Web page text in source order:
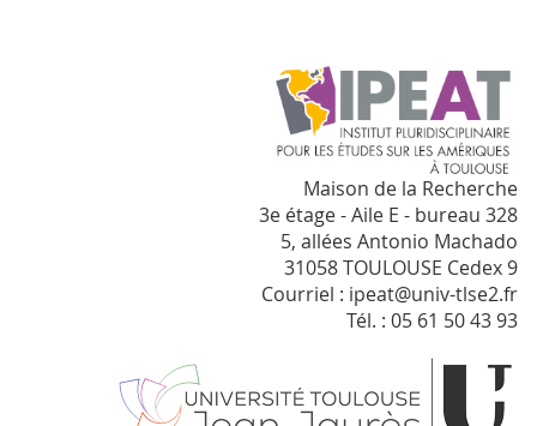
Maison de la Recherche
3e étage - Aile E - bureau 328
5, allées Antonio Machado
31058 TOULOUSE Cedex 9
Courriel : ipeat@univ-tlse2.fr
Tél. : 05 61 50 43 93